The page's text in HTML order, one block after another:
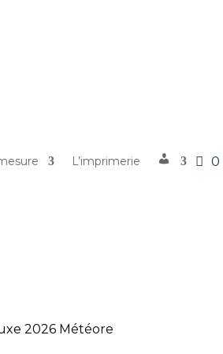
L’imprimerie Détails du0
2026 Météore